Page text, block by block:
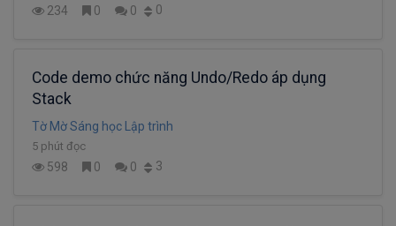
234 0 0 0
Code demo chức năng Undo/Redo áp dụng
Stack
Tờ Mờ Sáng học Lập trình
5 phút đọc
598 0 0 3